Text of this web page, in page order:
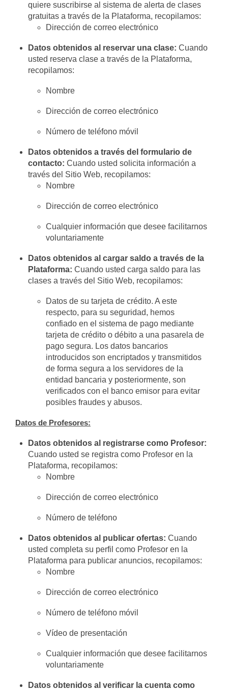
quiere suscribirse al sistema de alerta de clases
gratuitas a través de la Plataforma, recopilamos:
Dirección de correo electrónico
Datos obtenidos al reservar una clase: Cuando
usted reserva clase a través de la Plataforma,
recopilamos:
Nombre
Dirección de correo electrónico
Número de teléfono móvil
Datos obtenidos a través del formulario de
contacto: Cuando usted solicita información a
través del Sitio Web, recopilamos:
Nombre
Dirección de correo electrónico
Cualquier información que desee facilitarnos
voluntariamente
Datos obtenidos al cargar saldo a través de la
Plataforma: Cuando usted carga saldo para las
clases a través del Sitio Web, recopilamos:
Datos de su tarjeta de crédito. A este
respecto, para su seguridad, hemos
confiado en el sistema de pago mediante
tarjeta de crédito o débito a una pasarela de
pago segura. Los datos bancarios
introducidos son encriptados y transmitidos
de forma segura a los servidores de la
entidad bancaria y posteriormente, son
verificados con el banco emisor para evitar
posibles fraudes y abusos.
Datos de Profesores:
Datos obtenidos al registrarse como Profesor:
Cuando usted se registra como Profesor en la
Plataforma, recopilamos:
Nombre
Dirección de correo electrónico
Número de teléfono
Datos obtenidos al publicar ofertas: Cuando
usted completa su perfil como Profesor en la
Plataforma para publicar anuncios, recopilamos:
Nombre
Dirección de correo electrónico
Número de teléfono móvil
Vídeo de presentación
Cualquier información que desee facilitarnos
voluntariamente
Datos obtenidos al verificar la cuenta como